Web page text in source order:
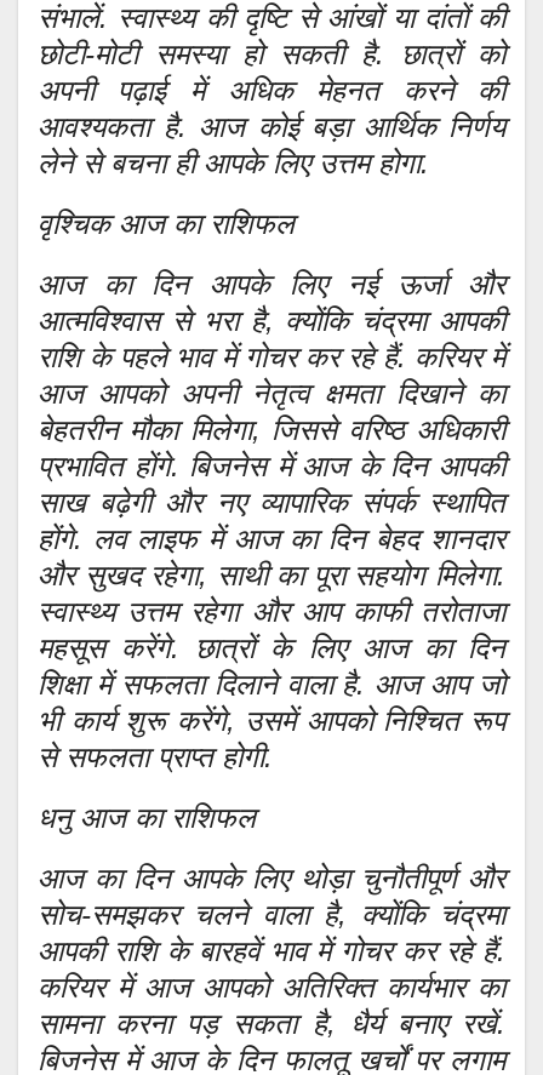
संभालें. स्वास्थ्य की दृष्टि से आंखों या दांतों की
छोटी-मोटी समस्या हो सकती है. छात्रों को
अपनी पढ़ाई में अधिक मेहनत करने की
आवश्यकता है. आज कोई बड़ा आर्थिक निर्णय
लेने से बचना ही आपके लिए उत्तम होगा.
वृश्चिक आज का राशिफल
आज का दिन आपके लिए नई ऊर्जा और
आत्मविश्वास से भरा है, क्योंकि चंद्रमा आपकी
राशि के पहले भाव में गोचर कर रहे हैं. करियर में
आज आपको अपनी नेतृत्व क्षमता दिखाने का
बेहतरीन मौका मिलेगा, जिससे वरिष्ठ अधिकारी
प्रभावित होंगे. बिजनेस में आज के दिन आपकी
साख बढ़ेगी और नए व्यापारिक संपर्क स्थापित
होंगे. लव लाइफ में आज का दिन बेहद शानदार
और सुखद रहेगा, साथी का पूरा सहयोग मिलेगा.
स्वास्थ्य उत्तम रहेगा और आप काफी तरोताजा
महसूस करेंगे. छात्रों के लिए आज का दिन
शिक्षा में सफलता दिलाने वाला है. आज आप जो
भी कार्य शुरू करेंगे, उसमें आपको निश्चित रूप
से सफलता प्राप्त होगी.
धनु आज का राशिफल
आज का दिन आपके लिए थोड़ा चुनौतीपूर्ण और
सोच-समझकर चलने वाला है, क्योंकि चंद्रमा
आपकी राशि के बारहवें भाव में गोचर कर रहे हैं.
करियर में आज आपको अतिरिक्त कार्यभार का
सामना करना पड़ सकता है, धैर्य बनाए रखें.
बिजनेस में आज के दिन फालतू खर्चों पर लगाम